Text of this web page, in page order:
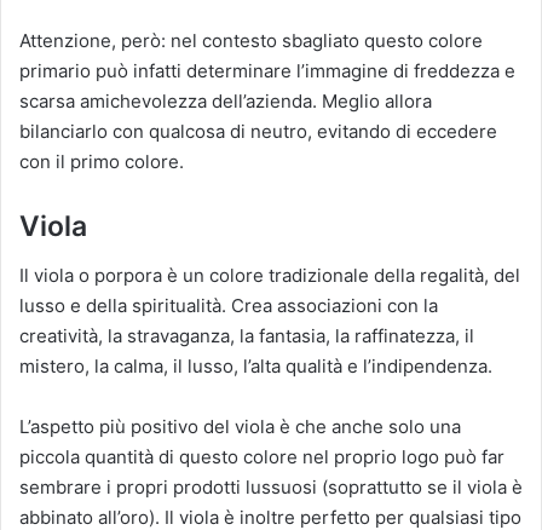
Attenzione, però: nel contesto sbagliato questo colore
primario può infatti determinare l’immagine di freddezza e
scarsa amichevolezza dell’azienda. Meglio allora
bilanciarlo con qualcosa di neutro, evitando di eccedere
con il primo colore.
Viola
Il viola o porpora è un colore tradizionale della regalità, del
lusso e della spiritualità. Crea associazioni con la
creatività, la stravaganza, la fantasia, la raffinatezza, il
mistero, la calma, il lusso, l’alta qualità e l’indipendenza.
L’aspetto più positivo del viola è che anche solo una
piccola quantità di questo colore nel proprio logo può far
sembrare i propri prodotti lussuosi (soprattutto se il viola è
abbinato all’oro). Il viola è inoltre perfetto per qualsiasi tipo